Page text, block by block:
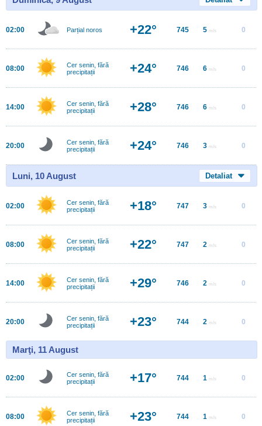
02:00 Parțial noros +22° 745 5 m/s 0
08:00
Cer senin, fără
precipitații
+24° 746 6 m/s 0
14:00
Cer senin, fără
precipitații
+28° 746 6 m/s 0
20:00
Cer senin, fără
precipitații
+24° 746 3 m/s 0
Luni, 10 August Detaliat
02:00
Cer senin, fără
precipitații
+18° 747 3 m/s 0
08:00
Cer senin, fără
precipitații
+22° 747 2 m/s 0
14:00
Cer senin, fără
precipitații
+29° 746 2 m/s 0
20:00
Cer senin, fără
precipitații
+23° 744 2 m/s 0
Marţi, 11 August
02:00
Cer senin, fără
precipitații
+17° 744 1 m/s 0
08:00
Cer senin, fără
precipitații
+23° 744 1 m/s 0